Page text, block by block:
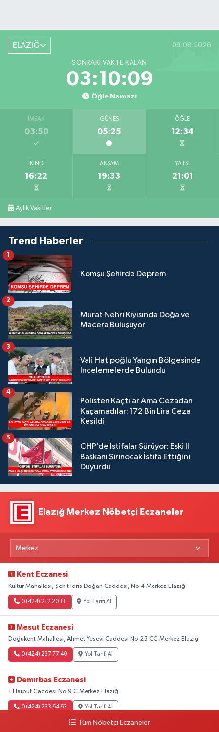
ELAZIĞ 09.08.2026
SONRAKI VAKTE KALAN
03:10:08
Öğle Namazı
İMSAK
03:50
GÜNEŞ
05:25
ÖĞLE
12:34
İKINDI
16:22
AKŞAM
19:33
YATSI
21:01
Aylık Vakitler
Trend Haberler
Komşu Şehirde Deprem
1
Murat Nehri Kıyısında Doğa ve
Macera Buluşuyor
2
Vali Hatipoğlu Yangın Bölgesinde
İncelemelerde Bulundu
3
Polisten Kaçtılar Ama Cezadan
Kaçamadılar: 172 Bin Lira Ceza
Kesildi
4
CHP’de İstifalar Sürüyor: Eski İl
Başkanı Şirinocak İstifa Ettiğini
Duyurdu
5
Elazığ Merkez Nöbetçi Eczaneler
Kent Eczanesi
Kültür Mahallesi, Şehit İdris Doğan Caddesi, No:4 Merkez Elazığ
0 (424) 212 20 11 Yol Tarifi Al
Mesut Eczanesi
Doğukent Mahallesi, Ahmet Yesevi Caddesi No:25 CC Merkez Elazığ
0 (424) 237 77 40 Yol Tarifi Al
Demırbas Eczanesi
1.Harput Caddesi No:9 C Merkez Elazığ
0 (424) 233 64 63 Yol Tarifi Al
Tüm Nöbetçi Eczaneler